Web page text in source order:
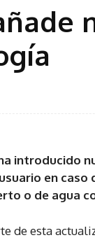
introducido
en
o de agua
de esta